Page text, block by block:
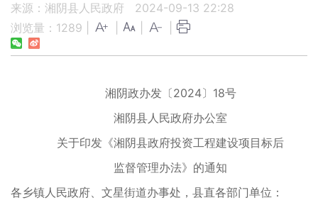
来源：湘阴县人民政府
2024-09-13 22:28
浏览量： 1289
湘阴政办发〔2024〕18号
湘阴县人民政府办公室
关于印发《湘阴县政府投资工程建设项目标后
监督管理办法》的通知
各乡镇人民政府、文星街道办事处，县直各部门单位：